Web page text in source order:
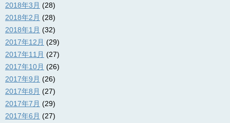
2018年3月 (28)
2018年2月 (28)
2018年1月 (32)
2017年12月 (29)
2017年11月 (27)
2017年10月 (26)
2017年9月 (26)
2017年8月 (27)
2017年7月 (29)
2017年6月 (27)